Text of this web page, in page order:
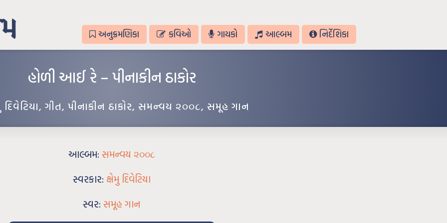
અનુક્રમણિકા કવિઓ ગાયકો આલ્બમ નિર્દેશિકા
હોળી આઈ રે – પીનાકીન ઠાકોર
દિવેટિયા, ગીત, પીનાકીન ઠાકોર, સમન્વય ૨૦૦૮, સમૂહ ગાન
આલ્બમ: સમન્વય ૨૦૦૮
સ્વરકાર: ક્ષેમુ દિવેટિયા
સ્વર: સમૂહ ગાન